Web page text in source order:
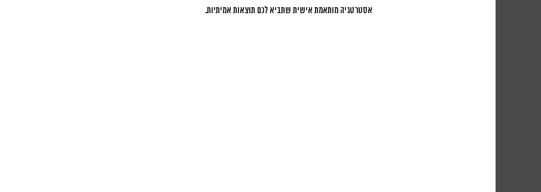
אסטרטגיה מותאמת אישית שתביא לכם תוצאות אמיתיות.